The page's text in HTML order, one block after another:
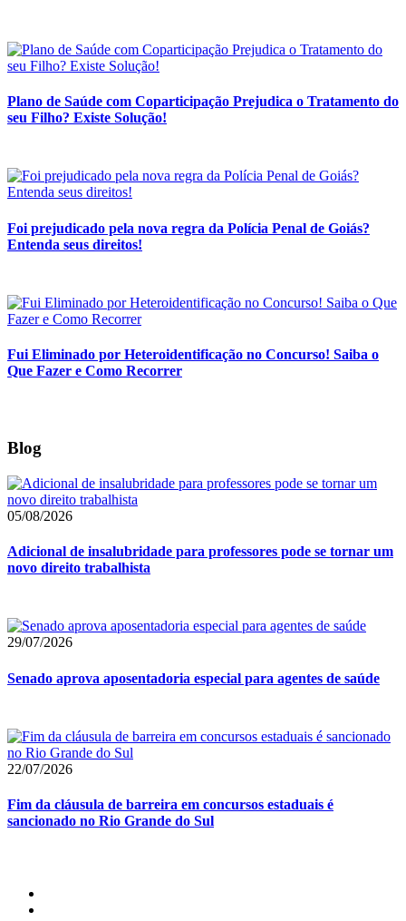
Plano de Saúde com Coparticipação Prejudica o Tratamento do
seu Filho? Existe Solução!
Foi prejudicado pela nova regra da Polícia Penal de Goiás?
Entenda seus direitos!
Fui Eliminado por Heteroidentificação no Concurso! Saiba o
Que Fazer e Como Recorrer
Blog
05/08/2026
Adicional de insalubridade para professores pode se tornar um
novo direito trabalhista
29/07/2026
Senado aprova aposentadoria especial para agentes de saúde
22/07/2026
Fim da cláusula de barreira em concursos estaduais é
sancionado no Rio Grande do Sul